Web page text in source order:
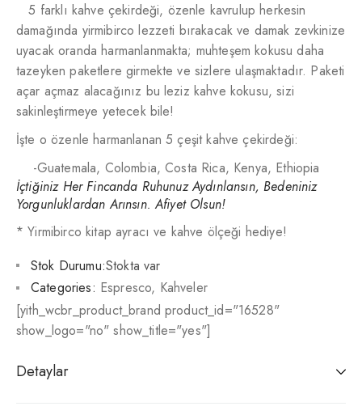
5 farklı kahve çekirdeği, özenle kavrulup herkesin
damağında yirmibirco lezzeti bırakacak ve damak zevkinize
uyacak oranda harmanlanmakta; muhteşem kokusu daha
tazeyken paketlere girmekte ve sizlere ulaşmaktadır. Paketi
açar açmaz alacağınız bu leziz kahve kokusu, sizi
sakinleştirmeye yetecek bile!
İşte o özenle harmanlanan 5 çeşit kahve çekirdeği:
-Guatemala, Colombia, Costa Rica, Kenya, Ethiopia
İçtiğiniz Her Fincanda Ruhunuz Aydınlansın, Bedeniniz
Yorgunluklardan Arınsın. Afiyet Olsun!
* Yirmibirco kitap ayracı ve kahve ölçeği hediye!
Stok Durumu:Stokta var
Categories: Espresco, Kahveler
[yith_wcbr_product_brand product_id="16528"
show_logo="no" show_title="yes"]
Detaylar